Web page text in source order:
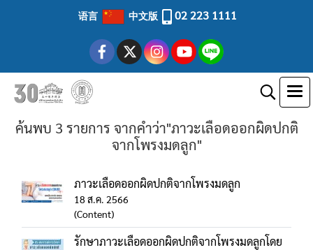
语言 中文版 02 223 1111
ค้นพบ 3 รายการ จากคำว่า"ภาวะเลือดออกผิดปกติ
จากโพรงมดลูก"
ภาวะเลือดออกผิดปกติจากโพรงมดลูก
18 ส.ค. 2566
(Content)
รักษาภาวะเลือดออกผิดปกติจากโพรงมดลูกโดย